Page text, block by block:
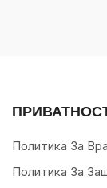
Политика За
Политика За